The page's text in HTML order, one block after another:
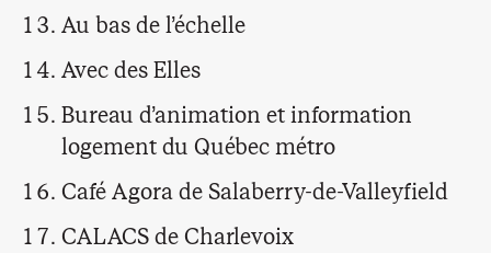
Au bas de l’échelle
Avec des Elles
Bureau d’animation et information
logement du Québec métro
Café Agora de Salaberry-de-Valleyfield
CALACS de Charlevoix